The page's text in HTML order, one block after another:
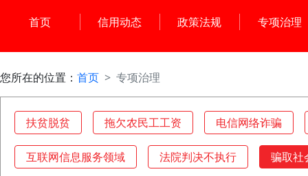
首页 信用动态 政策法规 专项治理
您所在的位置： 首页 专项治理
扶贫脱贫 拖欠农民工工资 电信网络诈骗
互联网信息服务领域 法院判决不执行 骗取社